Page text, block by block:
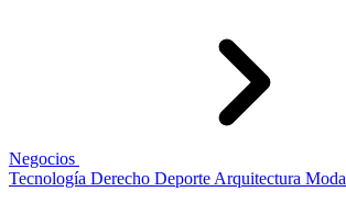
Negocios
Tecnología Derecho Deporte Arquitectura Moda